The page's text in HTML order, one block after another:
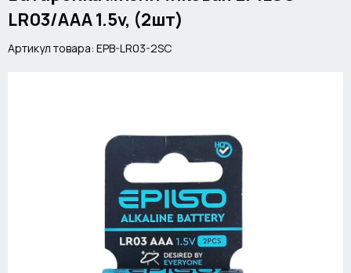
LR03/AAA 1.5v, (2шт)
Артикул товара: EPB-LR03-2SC